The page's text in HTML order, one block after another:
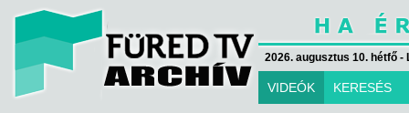
2026. augusztus 10. hétfő -
VIDEÓK KERESÉS